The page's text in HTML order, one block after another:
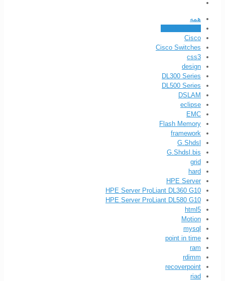
همه
Cisco
Cisco Switches
css3
design
DL300 Series
DL500 Series
DSLAM
eclipse
EMC
Flash Memory
framework
G.Shdsl
G.Shdsl.bis
grid
hard
HPE Server
HPE Server ProLiant DL360 G10
HPE Server ProLiant DL580 G10
html5
Motion
mysql
point in time
ram
rdimm
recoverpoint
riad